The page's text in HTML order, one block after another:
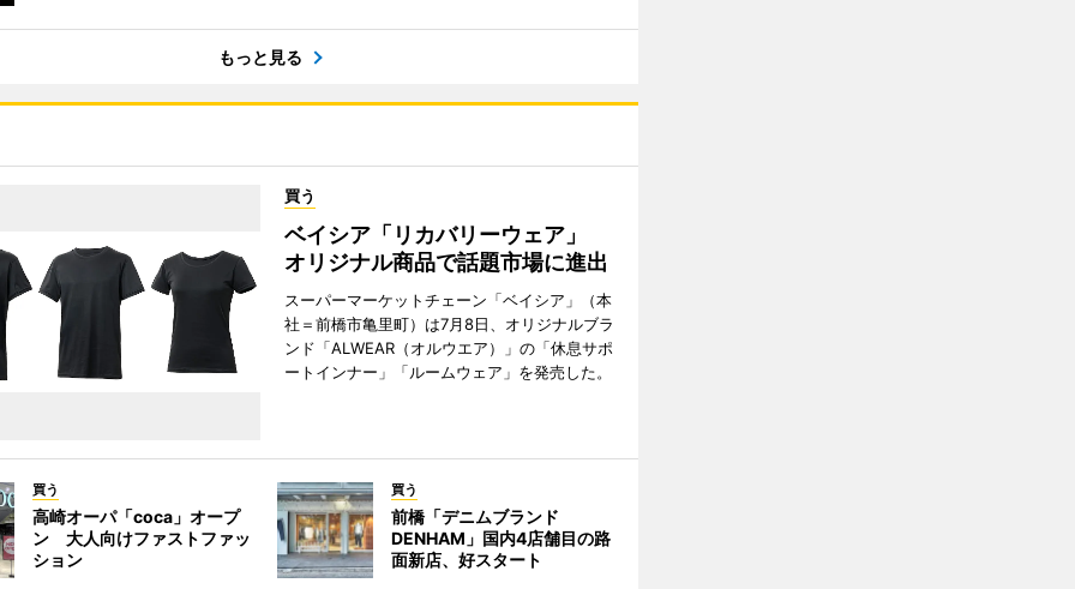
もっと見る
買う
ベイシア「リカバリーウェア」
オリジナル商品で話題市場に進出
スーパーマーケットチェーン「ベイシア」（本
社＝前橋市亀里町）は7月8日、オリジナルブラ
ンド「ALWEAR（オルウエア）」の「休息サポ
ートインナー」「ルームウェア」を発売した。
買う
高崎オーパ「coca」オープ
ン 大人向けファストファッ
ション
買う
前橋「デニムブランド
DENHAM」国内4店舗目の路
面新店、好スタート